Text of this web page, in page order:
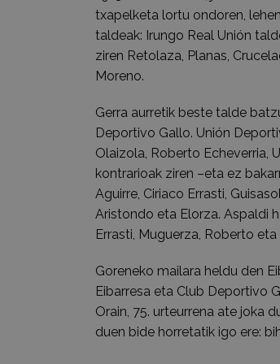
txapelketa lortu ondoren,
taldeak: Irungo Real Unión
ziren Retolaza, Planas,
Moreno.
Gerra aurretik beste talde
Deportivo Gallo. Unión
Olaizola, Roberto Echeverria,
kontrarioak ziren –eta ez
Aguirre, Ciriaco Errasti,
Aristondo eta Elorza. Aspaldi
Errasti, Muguerza, Roberto
Goreneko mailara heldu den
Eibarresa eta Club Deportivo
Orain, 75. urteurrena ate joka
duen bide horretatik igo ere: